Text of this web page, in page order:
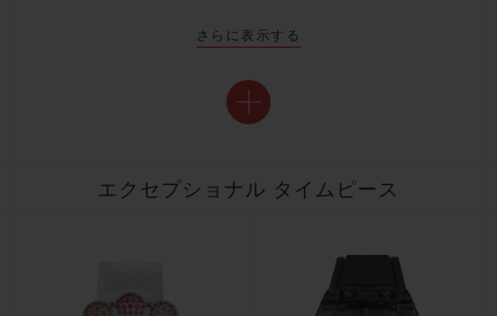
さらに表示する
エクセプショナル タイムピース